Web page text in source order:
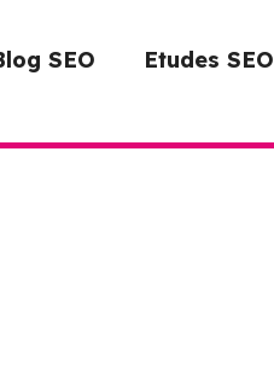
SEO Etudes SEO